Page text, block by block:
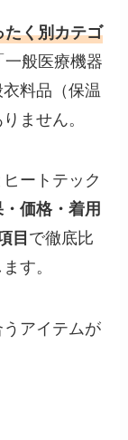
たく別カテゴ
般医療機器
料品（保温
ません。
ートテック
価格・着用
目 で徹底比
す。
アイテムが